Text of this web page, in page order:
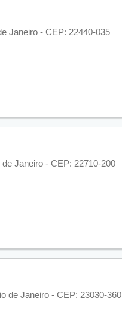
Janeiro - CEP: 22440-035
Janeiro - CEP: 22710-200
de Janeiro - CEP: 23030-360